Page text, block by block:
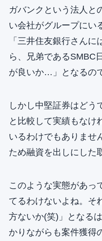
ガバンクという法人と
い会社がグループにい
「三井住友銀行さん
ら、兄弟であるSMBC
が良いか…」となるの
しかし中堅証券はどう
と比較して実績もなけ
いるわけでもありませ
ため融資を出しにした
このような実態があっ
てるわけないよね。そ
方ないか(笑)」となる
かりながらも案件獲得